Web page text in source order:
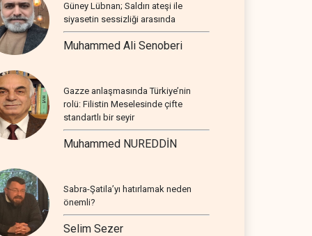
Güney Lübnan; Saldırı ateşi ile
siyasetin sessizliği arasında
Muhammed Ali Senoberi
Gazze anlaşmasında Türkiye’nin
rolü: Filistin Meselesinde çifte
standartlı bir seyir
Muhammed NUREDDİN
Sabra-Şatila’yı hatırlamak neden
önemli?
Selim Sezer